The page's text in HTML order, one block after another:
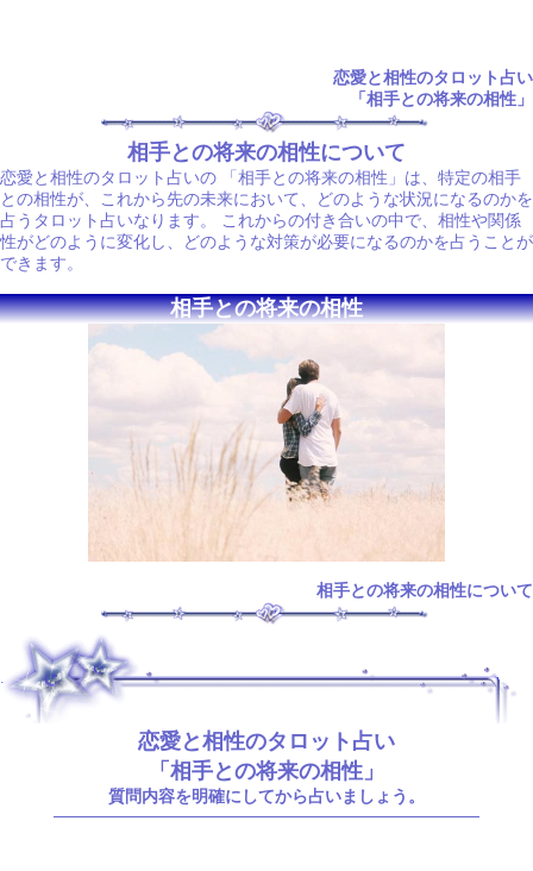
恋愛と相性のタロット占い
「相手との将来の相性」
相手との将来の相性について
恋愛と相性のタロット占いの 「相手との将来の相性」は、特定の相手
との相性が、これから先の未来において、どのような状況になるのかを
占うタロット占いなります。 これからの付き合いの中で、相性や関係
性がどのように変化し、どのような対策が必要になるのかを占うことが
できます。
相手との将来の相性
相手との将来の相性について
恋愛と相性のタロット占い
「相手との将来の相性」
質問内容を明確にしてから占いましょう。